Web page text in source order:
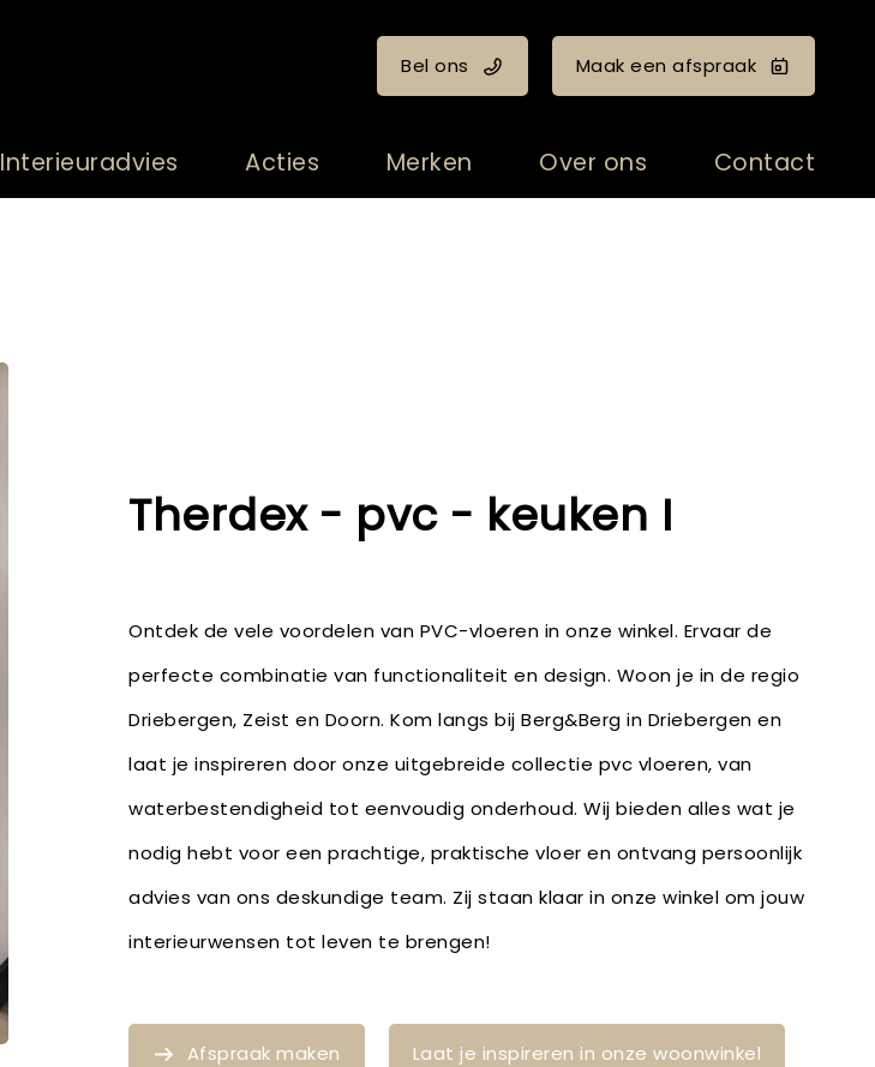
Bel ons Maak een afspraak
Interieuradvies Acties Merken Over ons Contact
Therdex - pvc - keuken I
Ontdek de vele voordelen van PVC-vloeren in onze winkel. Ervaar de
perfecte combinatie van functionaliteit en design. Woon je in de regio
Driebergen, Zeist en Doorn. Kom langs bij Berg&Berg in Driebergen en
laat je inspireren door onze uitgebreide collectie pvc vloeren, van
waterbestendigheid tot eenvoudig onderhoud. Wij bieden alles wat je
nodig hebt voor een prachtige, praktische vloer en ontvang persoonlijk
advies van ons deskundige team. Zij staan klaar in onze winkel om jouw
interieurwensen tot leven te brengen!
Afspraak maken Laat je inspireren in onze woonwinkel